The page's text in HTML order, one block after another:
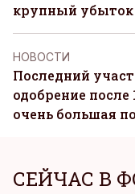
крупный убыток
НОВОСТИ
Последний
одобрение после
очень большая
СЕЙЧАС В